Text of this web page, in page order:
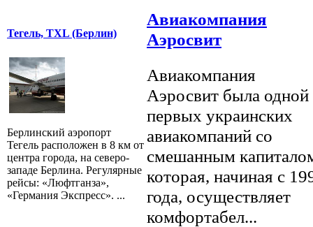
Тегель, TXL (Берлин)
Берлинский аэропорт
Тегель расположен в 8 км от
центра города, на северо-
западе Берлина. Регулярные
рейсы: «Люфтганза»,
«Германия Экспресс». ...
Авиакомпания
Аэросвит
Авиакомпания
Аэросвит была одной
первых украинских
авиакомпаний со
смешанным
которая, начиная с
года, осуществляет
комфортабел...